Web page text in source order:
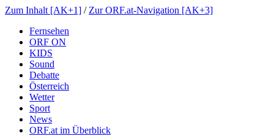
Zum Inhalt [AK+1] / Zur ORF.at-Navigation [AK+3]
Fernsehen
ORF ON
KIDS
Sound
Debatte
Österreich
Wetter
Sport
News
ORF.at im Überblick